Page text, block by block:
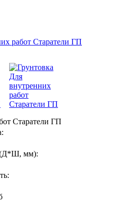
работ Старатели ГП
Старатели ГП
мм):